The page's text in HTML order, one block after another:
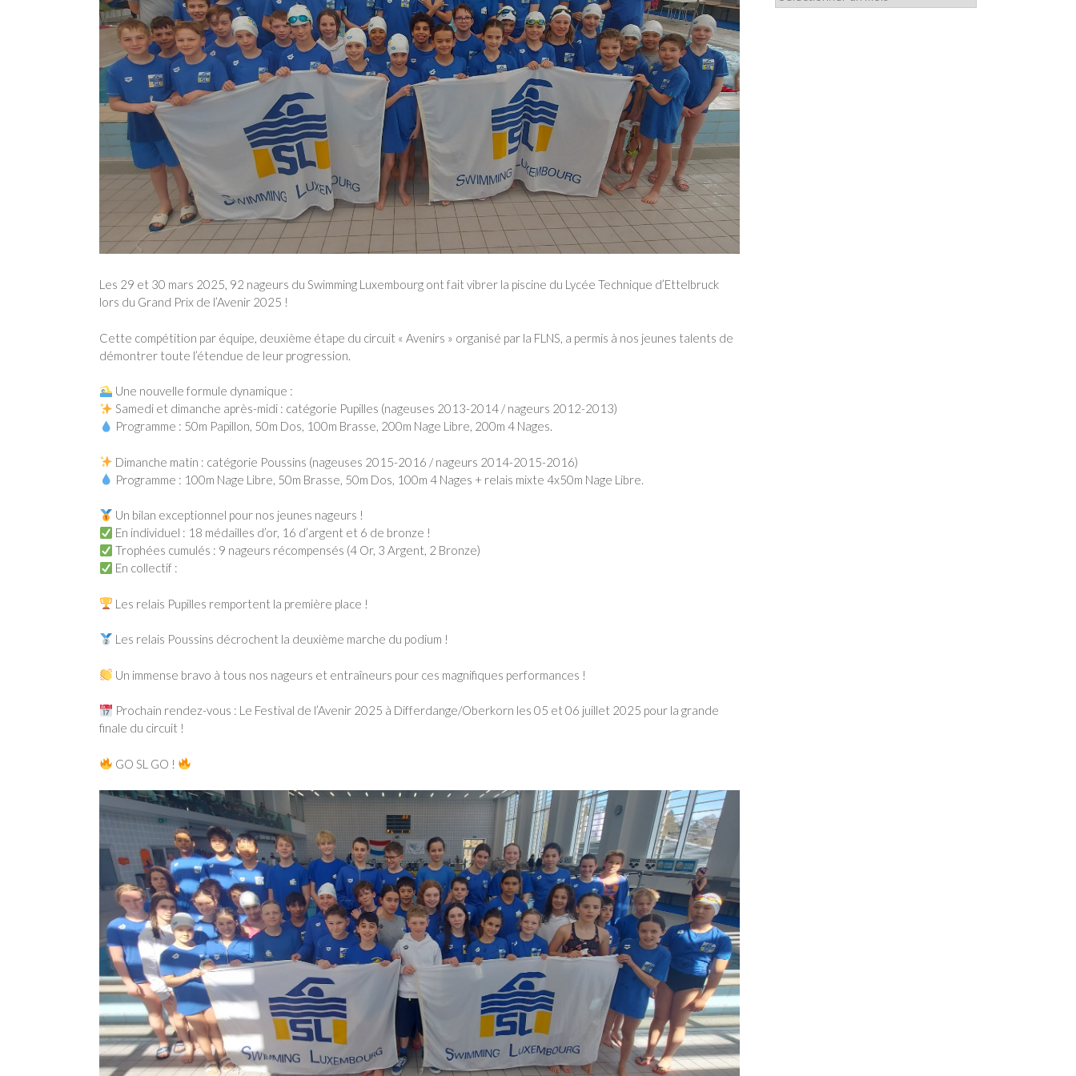
Les 29 et 30 mars 2025, 92 nageurs du Swimming Luxembourg ont fait vibrer la piscine du Lycée Technique d’Ettelbruck
lors du Grand Prix de l’Avenir 2025 !
Cette compétition par équipe, deuxième étape du circuit « Avenirs » organisé par la FLNS, a permis à nos jeunes talents de
démontrer toute l’étendue de leur progression.
Une nouvelle formule dynamique :
Samedi et dimanche après-midi : catégorie Pupilles (nageuses 2013-2014 / nageurs 2012-2013)
Programme : 50m Papillon, 50m Dos, 100m Brasse, 200m Nage Libre, 200m 4 Nages.
Dimanche matin : catégorie Poussins (nageuses 2015-2016 / nageurs 2014-2015-2016)
Programme : 100m Nage Libre, 50m Brasse, 50m Dos, 100m 4 Nages + relais mixte 4x50m Nage Libre.
Un bilan exceptionnel pour nos jeunes nageurs !
En individuel : 18 médailles d’or, 16 d’argent et 6 de bronze !
Trophées cumulés : 9 nageurs récompensés (4 Or, 3 Argent, 2 Bronze)
En collectif :
Les relais Pupilles remportent la première place !
Les relais Poussins décrochent la deuxième marche du podium !
Un immense bravo à tous nos nageurs et entraîneurs pour ces magnifiques performances !
Prochain rendez-vous : Le Festival de l’Avenir 2025 à Differdange/Oberkorn les 05 et 06 juillet 2025 pour la grande
finale du circuit !
GO SL GO !